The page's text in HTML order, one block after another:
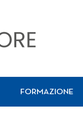
FORMAZIONE